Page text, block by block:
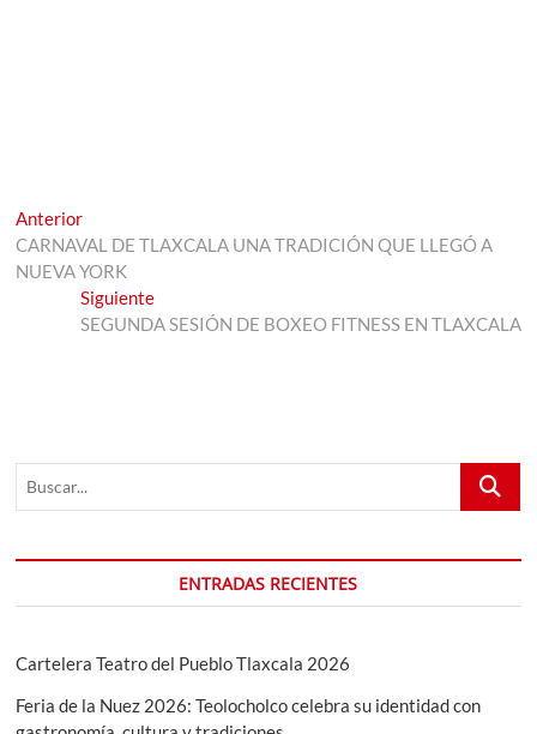
Navegación
de
entradas
AnteriorEntrada
anterior:
CARNAVAL DE TLAXCALA UNA TRADICIÓN QUE LLEGÓ A
NUEVA YORK
SiguienteEntrada
siguiente:
SEGUNDA SESIÓN DE BOXEO FITNESS EN TLAXCALA
Buscar...
ENTRADAS RECIENTES
Cartelera Teatro del Pueblo Tlaxcala 2026
Feria de la Nuez 2026: Teolocholco celebra su identidad con